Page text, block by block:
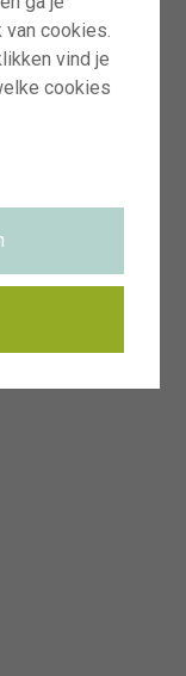
cookies.
vind je
cookies